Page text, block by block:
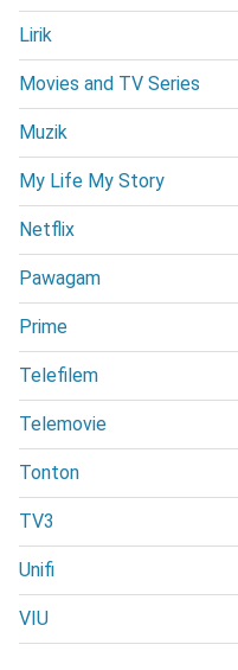
Lirik
Movies and TV Series
Muzik
My Life My Story
Netflix
Pawagam
Prime
Telefilem
Telemovie
Tonton
TV3
Unifi
VIU